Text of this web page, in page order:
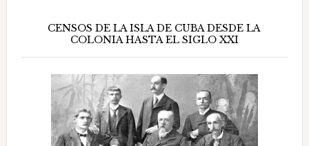
CENSOS DE LA ISLA DE CUBA DESDE LA
COLONIA HASTA EL SIGLO XXI